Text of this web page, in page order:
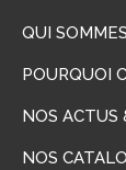
QUI
POURQUOI
NOS ACTUS
NOS